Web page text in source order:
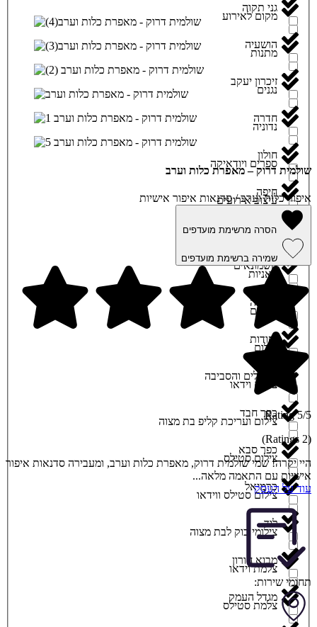
מקום לאירוע
מתנות
נגנים
נדוניה
ספרים ויודאיקה
עיצוב אירועים
עיצובי פירות
פאניות
פרחים
צילום
צילום וידאו
צילום ועריכת קליפ בת מצוה
צילום סטילס
צילום סטילס ווידאו
צילומי בוק לבת מצוה
צלמת וידאו
צלמת סטילס
גני תקוה
הושעיה
זיכרון יעקב
חדרה
חולון
חיפה
חריש
חשמונאים
טבריה
יסודות
ירושלים והסביבה
כפר חבד
כפר סבא
כרמיאל
לוד
מבוא חורון
מגדל העמק
שולמית דרוק – מאפרת כלות וערב
איפור כלות וערב / סדנאות איפור אישיות
הסרה מרשימת מועדפים
שמירה ברשימת מועדפים
5/5 Rating
(2 Ratings)
היי יקרה! שמי שולמית דרוק, מאפרת כלות וערב, ומעבירה סדנאות איפור
אישיות עם התאמה מלאה...
עוד על העסק
תחומי שירות: